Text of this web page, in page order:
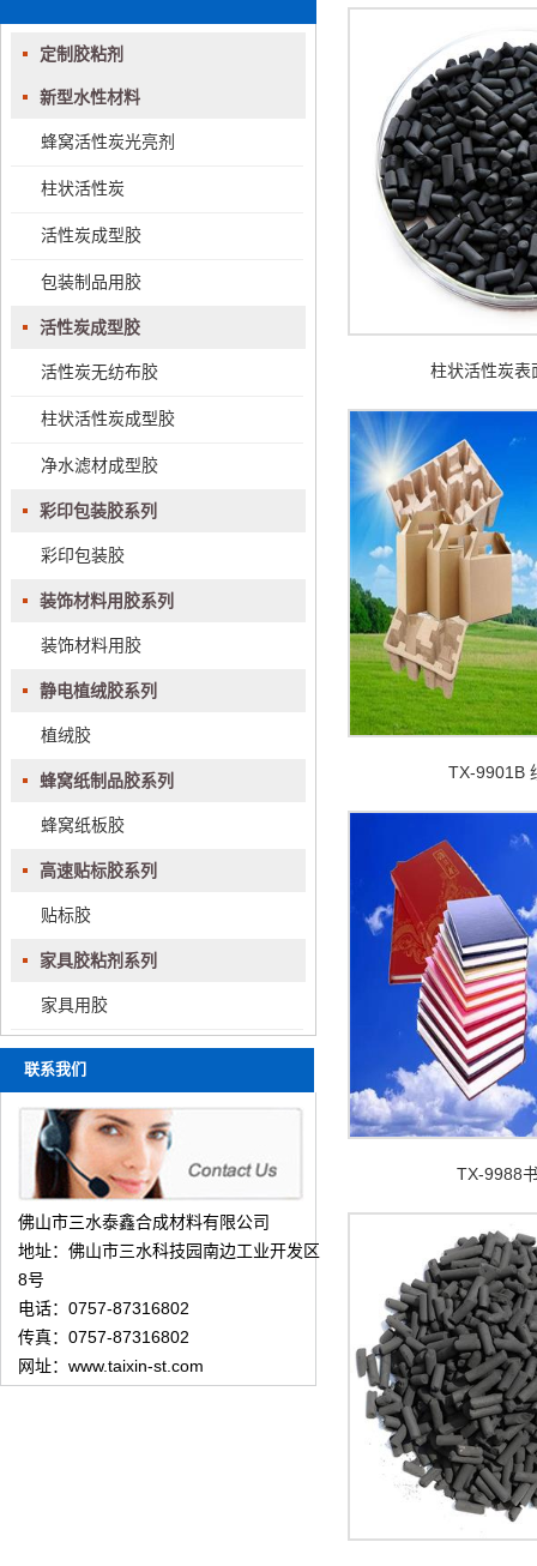
定制胶粘剂
新型水性材料
蜂窝活性炭光亮剂
柱状活性炭
活性炭成型胶
包装制品用胶
活性炭成型胶
活性炭无纺布胶
柱状活性炭成型胶
净水滤材成型胶
彩印包装胶系列
彩印包装胶
装饰材料用胶系列
装饰材料用胶
静电植绒胶系列
植绒胶
蜂窝纸制品胶系列
蜂窝纸板胶
高速贴标胶系列
贴标胶
家具胶粘剂系列
家具用胶
联系我们
佛山市三水泰鑫合成材料有限公司
地址：佛山市三水科技园南边工业开发区
8号
电话：0757-87316802
传真：0757-87316802
网址：www.taixin-st.com
柱状活性炭表
TX-9901B
TX-9988